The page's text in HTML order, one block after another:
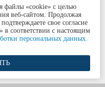
2000-2026
продвижение
файлы «cookie» с целью
веб-сайтом. Продолжая
свое согласие
в соответствии с настоящим
персональных данных.